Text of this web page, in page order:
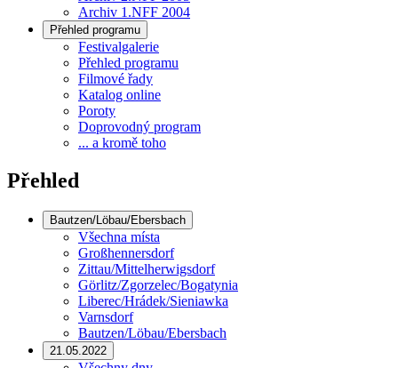
Archiv 1.NFF 2004
Přehled programu
Festivalgalerie
Přehled programu
Filmové řady
Katalog online
Poroty
Doprovodný program
... a kromě toho
Přehled
Bautzen/Löbau/Ebersbach
Všechna místa
Großhennersdorf
Zittau/Mittelherwigsdorf
Görlitz/Zgorzelec/Bogatynia
Liberec/Hrádek/Sieniawka
Varnsdorf
Bautzen/Löbau/Ebersbach
21.05.2022